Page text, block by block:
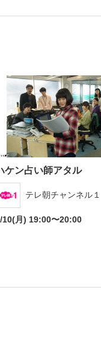
ケン占い師アタル
テレ朝チャンネル１
10(月) 19:00〜20:00